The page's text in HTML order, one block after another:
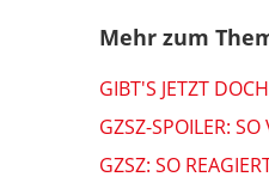
Mehr zum
GIBT'S JETZT
GZSZ-SPOILER:
GZSZ: SO